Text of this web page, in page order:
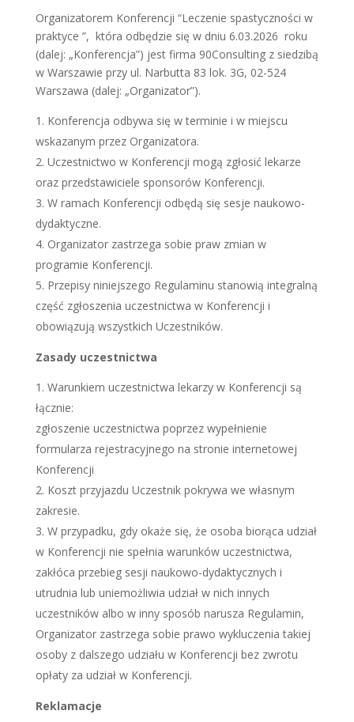
Organizatorem Konferencji “Leczenie spastyczności w
praktyce ”, która odbędzie się w dniu 6.03.2026 roku
(dalej: „Konferencja”) jest firma 90Consulting z siedzibą
w Warszawie przy ul. Narbutta 83 lok. 3G, 02-524
Warszawa (dalej: „Organizator”).
Konferencja odbywa się w terminie i w miejscu
wskazanym przez Organizatora.
Uczestnictwo w Konferencji mogą zgłosić lekarze
oraz przedstawiciele sponsorów Konferencji.
W ramach Konferencji odbędą się sesje naukowo-
dydaktyczne.
Organizator zastrzega sobie praw zmian w
programie Konferencji.
Przepisy niniejszego Regulaminu stanowią integralną
część zgłoszenia uczestnictwa w Konferencji i
obowiązują wszystkich Uczestników.
Zasady uczestnictwa
Warunkiem uczestnictwa lekarzy w Konferencji są
łącznie:
zgłoszenie uczestnictwa poprzez wypełnienie
formularza rejestracyjnego na stronie internetowej
Konferencji
Koszt przyjazdu Uczestnik pokrywa we własnym
zakresie.
W przypadku, gdy okaże się, że osoba biorąca udział
w Konferencji nie spełnia warunków uczestnictwa,
zakłóca przebieg sesji naukowo-dydaktycznych i
utrudnia lub uniemożliwia udział w nich innych
uczestników albo w inny sposób narusza Regulamin,
Organizator zastrzega sobie prawo wykluczenia takiej
osoby z dalszego udziału w Konferencji bez zwrotu
opłaty za udział w Konferencji.
Reklamacje